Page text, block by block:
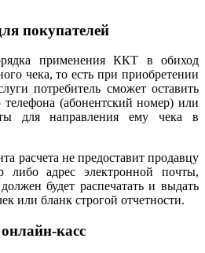
покупателей
применения ККТ в обиход
чека, то есть при приобретении
потребитель сможет оставить
(абонентский номер) или
для направления ему чека в
расчета не предоставит продавцу
либо адрес электронной почты,
будет распечатать и выдать
или бланк строгой отчетности.
касс